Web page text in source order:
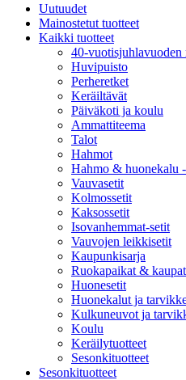
Uutuudet
Mainostetut tuotteet
Kaikki tuotteet
40-vuotisjuhlavuoden
Huvipuisto
Perheretket
Keräiltävät
Päiväkoti ja koulu
Ammattiteema
Talot
Hahmot
Hahmo & huonekalu
Vauvasetit
Kolmossetit
Kaksossetit
Isovanhemmat-setit
Vauvojen leikkisetit
Kaupunkisarja
Ruokapaikat & kaupat
Huonesetit
Huonekalut ja
Kulkuneuvot ja
Koulu
Keräilytuotteet
Sesonkituotteet
Sesonkituotteet